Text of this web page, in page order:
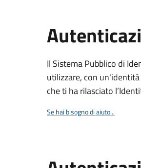
Il Sistema Pubblico di
utilizzare, con
che ti ha rilasciato
Se hai bisogno di aiuto...